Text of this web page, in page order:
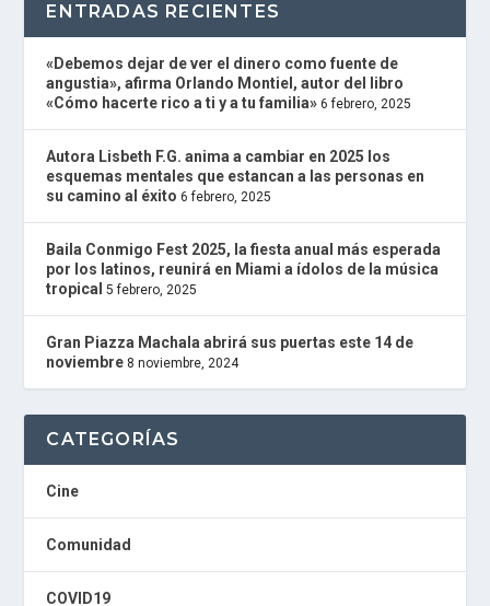
R
E
S
S
R
D
I
O
P
G
I
N
powered
by
W
o
r
d
P
r
e
s
e
b
d
ENTRADAS RECIENTES
«Debemos dejar de ver el dinero como fuente de
angustia», afirma Orlando Montiel, autor del libro
«Cómo hacerte rico a ti y a tu familia» 6 febrero, 2025
Autora Lisbeth F.G. anima a cambiar en 2025 los
esquemas mentales que estancan a las personas en
su camino al éxito 6 febrero, 2025
Baila Conmigo Fest 2025, la fiesta anual más esperada
por los latinos, reunirá en Miami a ídolos de la música
tropical
5 febrero, 2025
Gran Piazza Machala abrirá sus puertas este 14 de
noviembre 8 noviembre, 2024
CATEGORÍAS
Cine
Comunidad
COVID19